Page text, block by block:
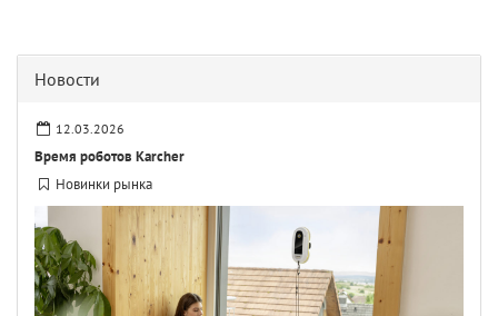
Новости
12.03.2026
Время роботов Karcher
Новинки рынка